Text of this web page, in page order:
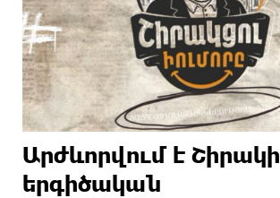
Արժևորվում է Շիրակի
երգիծական